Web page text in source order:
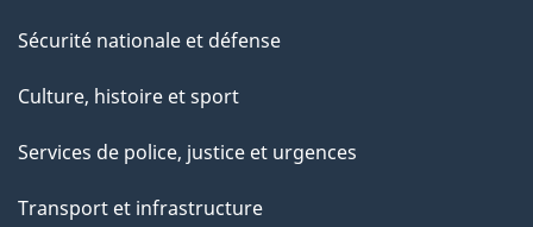
Sécurité nationale et défense
Culture, histoire et sport
Services de police, justice et urgences
Transport et infrastructure